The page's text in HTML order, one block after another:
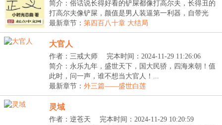
简介：俗话说长得好看的铲屎都像打高尔夫，长得丑的
打高尔夫像铲屎，颜值是男人装逼第一利器，自带光
环，...
最新章节： 第四百八十章 大结局
大官人
作者：三戒大师
完本时间：2024-11-29 11:26:06
简介：永乐九年，盛世天下，国大民骄，四海来朝！值
此时，问一声，谁不想当大官人！...
最新章节： 外三篇——盛世白莲
灵域
作者：逆苍天
完本时间：2024-11-29 10:20:59